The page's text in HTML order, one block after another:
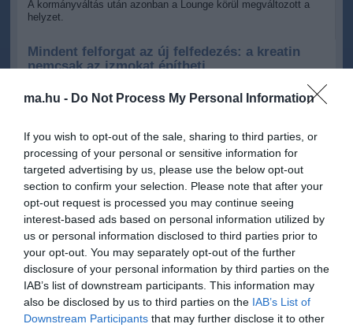
ma.hu - Do Not Process My Personal Information
If you wish to opt-out of the sale, sharing to third parties, or
processing of your personal or sensitive information for
targeted advertising by us, please use the below opt-out
section to confirm your selection. Please note that after your
opt-out request is processed you may continue seeing
interest-based ads based on personal information utilized by
us or personal information disclosed to third parties prior to
your opt-out. You may separately opt-out of the further
disclosure of your personal information by third parties on the
IAB’s list of downstream participants. This information may
also be disclosed by us to third parties on the IAB’s List of
Downstream Participants that may further disclose it to other
A kormányváltás után azonban a Lounge körül megváltozott a
helyzet.
Mindent felforgat az új felfedezés: a kreatin
nemcsak az izmokat építheti
szerepet játszhat az immunrendszer működésének
támogatásában.
olimpia összes híre »
ma.hu legfrissebb hírei:
22:22
Saját életét is kockára tette a magyar erdész, hogy
megállítsa a tüzet
20:20
Második világháborús MG-42 géppuskát emeltek ki a